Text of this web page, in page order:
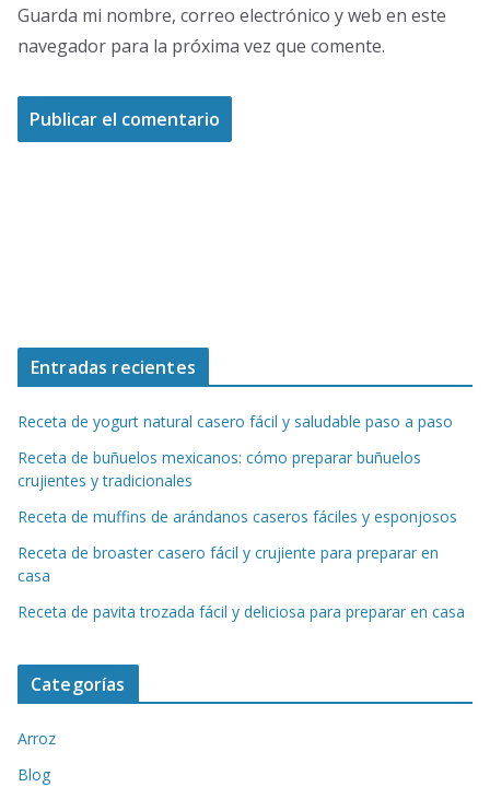
Guarda mi nombre, correo electrónico y web en este
navegador para la próxima vez que comente.
Entradas recientes
Receta de yogurt natural casero fácil y saludable paso a paso
Receta de buñuelos mexicanos: cómo preparar buñuelos
crujientes y tradicionales
Receta de muffins de arándanos caseros fáciles y esponjosos
Receta de broaster casero fácil y crujiente para preparar en
casa
Receta de pavita trozada fácil y deliciosa para preparar en casa
Categorías
Arroz
Blog